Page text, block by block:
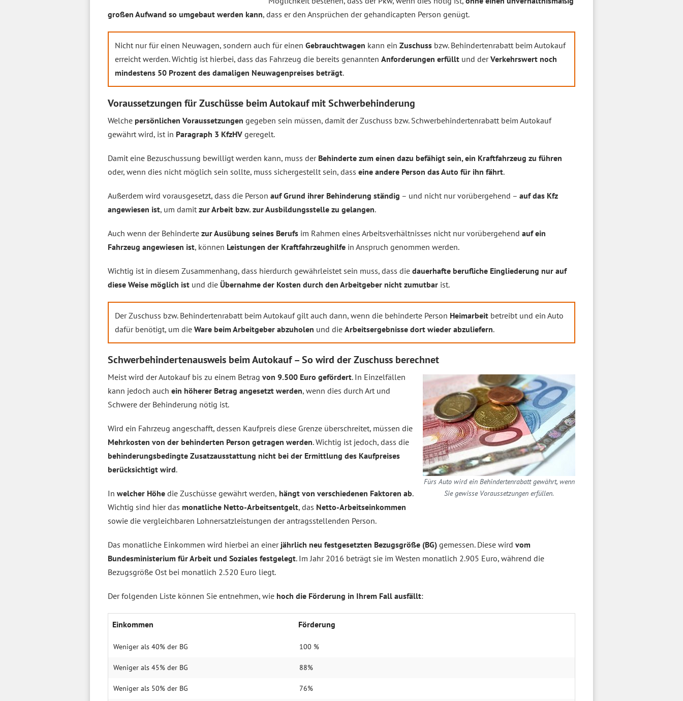
großen Aufwand so umgebaut werden kann, dass er den Ansprüchen der gehandicapten Person genügt.
Nicht nur für einen Neuwagen, sondern auch für einen Gebrauchtwagen kann ein Zuschuss bzw. Behindertenrabatt beim Autokauf
erreicht werden. Wichtig ist hierbei, dass das Fahrzeug die bereits genannten Anforderungen erfüllt und derVerkehrswert noch
mindestens 50 Prozent des damaligen Neuwagenpreises beträgt.
Voraussetzungen für Zuschüsse beim Autokauf mit Schwerbehinderung
Welche persönlichen Voraussetzungen gegeben sein müssen, damit der Zuschuss bzw. Schwerbehindertenrabatt beim Autokauf
gewährt wird, ist in Paragraph 3 KfzHV geregelt.
Damit eine Bezuschussung bewilligt werden kann, muss der Behinderte zum einen dazu befähigt sein, ein Kraftfahrzeug zu führen
oder, wenn dies nicht möglich sein sollte, muss sichergestellt sein, dass eine andere Person das Auto für ihn fährt.
Außerdem wird vorausgesetzt, dass die Person auf Grund ihrer Behinderung ständig – und nicht nur vorübergehend – auf das Kfz
angewiesen ist, um damit zur Arbeit bzw. zur Ausbildungsstelle zu gelangen.
Auch wenn der Behinderte zur Ausübung seines Berufs im Rahmen eines Arbeitsverhältnisses nicht nur vorübergehend auf ein
Fahrzeug angewiesen ist, können Leistungen der Kraftfahrzeughilfe in Anspruch genommen werden.
Wichtig ist in diesem Zusammenhang, dass hierdurch gewährleistet sein muss, dass die dauerhafte berufliche Eingliederung nur auf
diese Weise möglich ist und die Übernahme der Kosten durch den Arbeitgeber nicht zumutbar ist.
Der Zuschuss bzw. Behindertenrabatt beim Autokauf gilt auch dann, wenn die behinderte Person Heimarbeit betreibt und ein Auto
dafür benötigt, um die Ware beim Arbeitgeber abzuholen und die Arbeitsergebnisse dort wieder abzuliefern.
Schwerbehindertenausweis beim Autokauf – So wird der Zuschuss berechnet
Fürs Auto wird ein Behindertenrabatt gewährt, wenn
Sie gewisse Voraussetzungen erfüllen.
Meist wird der Autokauf bis zu einem Betrag von 9.500 Euro gefördert. In Einzelfällen
kann jedoch auch ein höherer Betrag angesetzt werden, wenn dies durch Art und
Schwere der Behinderung nötig ist.
Wird ein Fahrzeug angeschafft, dessen Kaufpreis diese Grenze überschreitet, müssen die
Mehrkosten von der behinderten Person getragen werden. Wichtig ist jedoch, dass die
behinderungsbedingte Zusatzausstattung nicht bei der Ermittlung des Kaufpreises
berücksichtigt wird.
In welcher Höhe die Zuschüsse gewährt werden, hängt von verschiedenen Faktoren ab.
Wichtig sind hier das monatliche Netto-Arbeitsentgelt, das Netto-Arbeitseinkommen
sowie die vergleichbaren Lohnersatzleistungen der antragsstellenden Person.
Das monatliche Einkommen wird hierbei an einer jährlich neu festgesetzten Bezugsgröße (BG) gemessen. Diese wird vom
Bundesministerium für Arbeit und Soziales festgelegt. Im Jahr 2016 beträgt sie im Westen monatlich 2.905 Euro, während die
Bezugsgröße Ost bei monatlich 2.520 Euro liegt.
Der folgenden Liste können Sie entnehmen, wie hoch die Förderung in Ihrem Fall ausfällt:
Einkommen Förderung
Weniger als 40% der BG 100 %
Weniger als 45% der BG 88%
Weniger als 50% der BG 76%